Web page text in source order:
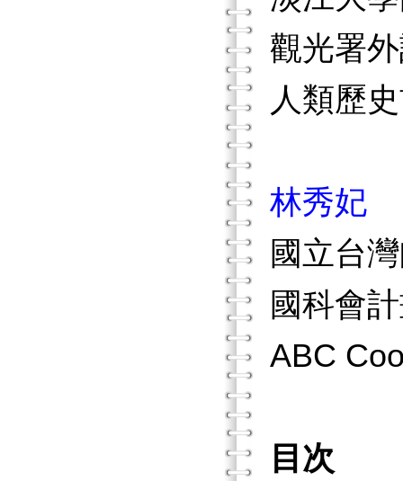
觀光署
人類歷
林秀妃
國立台
國科會
ABC
目次